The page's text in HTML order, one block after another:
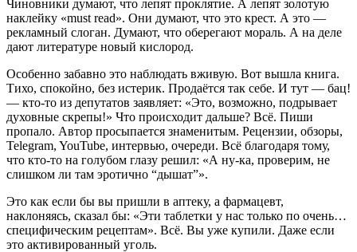
Чиновники думают, что лепят проклятие. А лепят золотую
наклейку «must read». Они думают, что это крест. А это —
рекламный слоган. Думают, что оберегают мораль. А на деле
дают литературе новый кислород.
Особенно забавно это наблюдать вживую. Вот вышла книга.
Тихо, спокойно, без истерик. Продаётся так себе. И тут — бац!
— кто-то из депутатов заявляет: «Это, возможно, подрывает
духовные скрепы!» Что происходит дальше? Всё. Пиши
пропало. Автор просыпается знаменитым. Рецензии, обзоры,
Telegram, YouTube, интервью, очереди. Всё благодаря тому,
что кто-то на голубом глазу решил: «А ну-ка, проверим, не
слишком ли там эротично “дышат”».
Это как если бы вы пришли в аптеку, а фармацевт,
наклоняясь, сказал бы: «Эти таблетки у нас только по очень…
специфическим рецептам». Всё. Вы уже купили. Даже если
это активированный уголь.